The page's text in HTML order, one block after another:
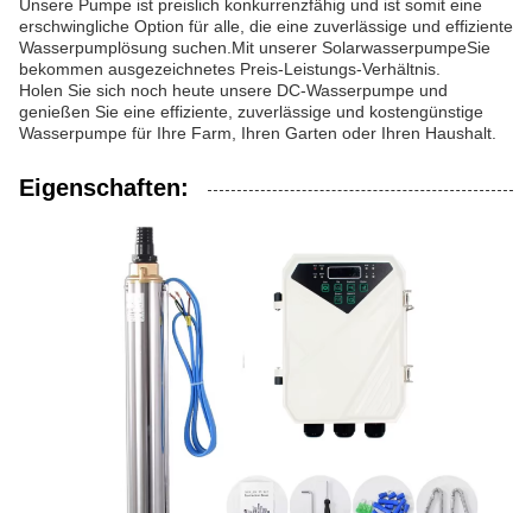
Unsere Pumpe ist preislich konkurrenzfähig und ist somit eine
erschwingliche Option für alle, die eine zuverlässige und effiziente
Wasserpumplösung suchen.Mit unserer SolarwasserpumpeSie
bekommen ausgezeichnetes Preis-Leistungs-Verhältnis.
Holen Sie sich noch heute unsere DC-Wasserpumpe und
genießen Sie eine effiziente, zuverlässige und kostengünstige
Wasserpumpe für Ihre Farm, Ihren Garten oder Ihren Haushalt.
Eigenschaften: